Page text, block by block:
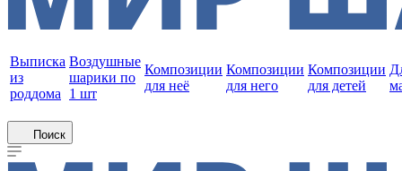
Выписка
из
роддома
Воздушные
шарики по
1 шт
Композиции
для неё
Композиции
для него
Композиции
для детей
Поиск